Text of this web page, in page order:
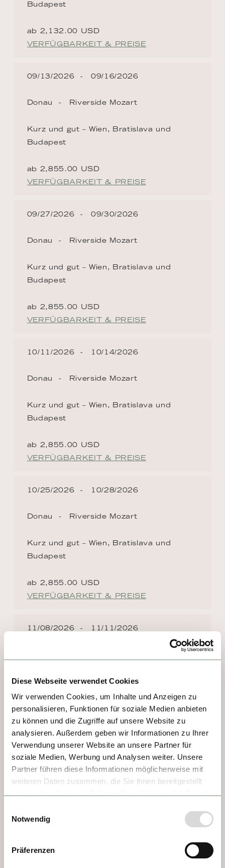
Diese Webseite verwendet Cookies
Wir verwenden Cookies, um Inhalte und Anzeigen zu
personalisieren, Funktionen für soziale Medien anbieten
zu können und die Zugriffe auf unsere Website zu
analysieren. Außerdem geben wir Informationen zu Ihrer
Verwendung unserer Website an unsere Partner für
soziale Medien, Werbung und Analysen weiter. Unsere
Partner führen diese Informationen möglicherweise mit
weiteren Daten zusammen, die Sie ihnen bereitgestellt
Notwendig
Präferenzen
Budapest
ab 2,132.00 USD
VERFÜGBARKEIT & PREISE
09/13/2026 09/16/2026
Donau Riverside Mozart
Kurz und gut – Wien, Bratislava und
Budapest
ab 2,855.00 USD
VERFÜGBARKEIT & PREISE
09/27/2026 09/30/2026
Donau Riverside Mozart
Kurz und gut – Wien, Bratislava und
Budapest
ab 2,855.00 USD
VERFÜGBARKEIT & PREISE
10/11/2026 10/14/2026
Donau Riverside Mozart
Kurz und gut – Wien, Bratislava und
Budapest
ab 2,855.00 USD
VERFÜGBARKEIT & PREISE
10/25/2026 10/28/2026
Donau Riverside Mozart
Kurz und gut – Wien, Bratislava und
Budapest
ab 2,855.00 USD
VERFÜGBARKEIT & PREISE
11/08/2026 11/11/2026
Kurz und gut – Wien, Bratislava und
Budapest
ab 1,951.00 USD
VERFÜGBARKEIT & PREISE
DESTINATIONEN AUF DER
ROUTE
Hier spielt die Musik. Wien ist die Stadt der